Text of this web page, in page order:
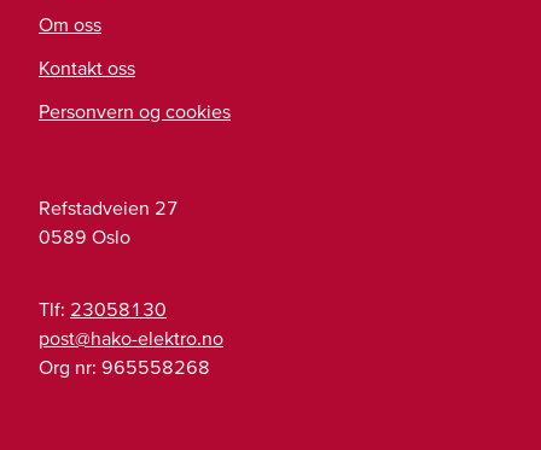
Refstadveien 27
0589 Oslo
Tlf: 23058130
on.ortkele-okah@tsop
Org nr: 965558268
Om oss
Kontakt oss
Personvern og cookies